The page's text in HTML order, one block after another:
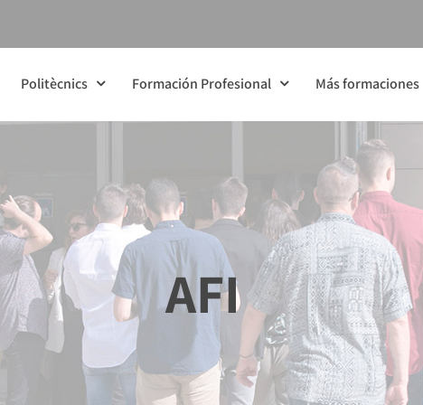
Politècnics Formación Profesional Más formaciones
AFI